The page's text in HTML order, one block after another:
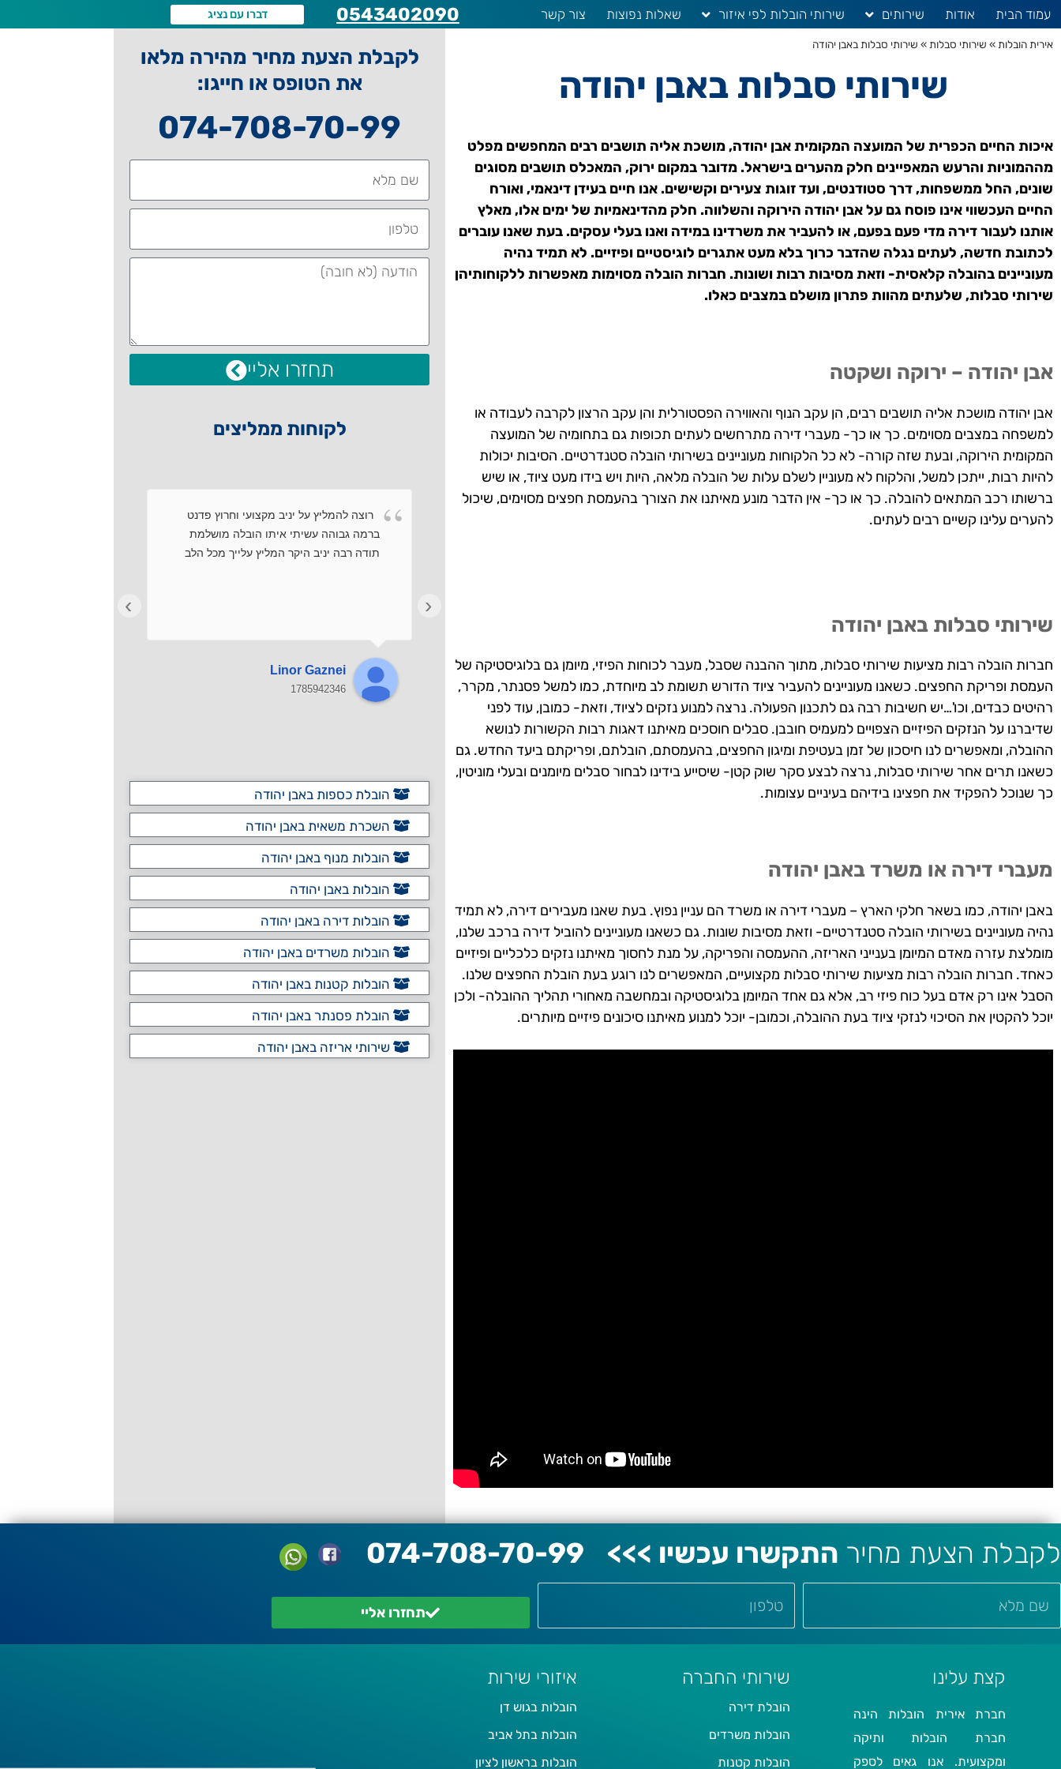
עמוד הבית אודות שירותים שירותי הובלות לפי איזור שאלות נפוצות צור קשר 0543402090 דברו עם נציג
אירית הובלות » שירותי סבלות » שירותי סבלות באבן יהודה
שירותי סבלות באבן יהודה
איכות החיים הכפרית של המועצה המקומית אבן יהודה, מושכת אליה תושבים רבים המחפשים מפלט
מההמוניות והרעש המאפיינים חלק מהערים בישראל. מדובר במקום ירוק, המאכלס תושבים מסוגים
שונים, החל ממשפחות, דרך סטודנטים, ועד זוגות צעירים וקשישים. אנו חיים בעידן דינאמי, ואורח
החיים העכשווי אינו פוסח גם על אבן יהודה הירוקה והשלווה. חלק מהדינאמיות של ימים אלו, מאלץ
אותנו לעבור דירה מדי פעם בפעם, או להעביר את משרדינו במידה ואנו בעלי עסקים. בעת שאנו עוברים
לכתובת חדשה, לעתים נגלה שהדבר כרוך בלא מעט אתגרים לוגיסטיים ופיזיים. לא תמיד נהיה
מעוניינים בהובלה קלאסית- וזאת מסיבות רבות ושונות. חברות הובלה מסוימות מאפשרות ללקוחותיהן
שירותי סבלות, שלעתים מהוות פתרון מושלם במצבים כאלו.
אבן יהודה – ירוקה ושקטה
אבן יהודה מושכת אליה תושבים רבים, הן עקב הנוף והאווירה הפסטורלית והן עקב הרצון לקרבה לעבודה או
למשפחה במצבים מסוימים. כך או כך- מעברי דירה מתרחשים לעתים תכופות גם בתחומיה של המועצה
המקומית הירוקה, ובעת שזה קורה- לא כל הלקוחות מעוניינים בשירותי הובלה סטנדרטיים. הסיבות יכולות
להיות רבות, ייתכן למשל, והלקוח לא מעוניין לשלם עלות של הובלה מלאה, היות ויש בידו מעט ציוד, או שיש
ברשותו רכב המתאים להובלה. כך או כך- אין הדבר מונע מאיתנו את הצורך בהעמסת חפצים מסוימים, שיכול
להערים עלינו קשיים רבים לעתים.
שירותי סבלות באבן יהודה
חברות הובלה רבות מציעות שירותי סבלות, מתוך ההבנה שסבל, מעבר לכוחות הפיזי, מיומן גם בלוגיסטיקה של
העמסת ופריקת החפצים. כשאנו מעוניינים להעביר ציוד הדורש תשומת לב מיוחדת, כמו למשל פסנתר, מקרר,
רהיטים כבדים, וכו'…יש חשיבות רבה גם לתכנון הפעולה. נרצה למנוע נזקים לציוד, וזאת- כמובן, עוד לפני
שדיברנו על הנזקים הפיזיים הצפויים למעמיס חובבן. סבלים חוסכים מאיתנו דאגות רבות הקשורות לנושא
ההובלה, ומאפשרים לנו חיסכון של זמן בעטיפת ומיגון החפצים, בהעמסתם, הובלתם, ופריקתם ביעד החדש. גם
כשאנו תרים אחר שירותי סבלות, נרצה לבצע סקר שוק קטן- שיסייע בידינו לבחור סבלים מיומנים ובעלי מוניטין,
כך שנוכל להפקיד את חפצינו בידיהם בעיניים עצומות.
מעברי דירה או משרד באבן יהודה
באבן יהודה, כמו בשאר חלקי הארץ – מעברי דירה או משרד הם עניין נפוץ. בעת שאנו מעבירים דירה, לא תמיד
נהיה מעוניינים בשירותי הובלה סטנדרטיים- וזאת מסיבות שונות. גם כשאנו מעוניינים להוביל דירה ברכב שלנו,
מומלצת עזרה מאדם המיומן בענייני האריזה, ההעמסה והפריקה, על מנת לחסוך מאיתנו נזקים כלכליים ופיזיים
כאחד. חברות הובלה רבות מציעות שירותי סבלות מקצועיים, המאפשרים לנו רוגע בעת הובלת החפצים שלנו.
הסבל אינו רק אדם בעל כוח פיזי רב, אלא גם אחד המיומן בלוגיסטיקה ובמחשבה מאחורי תהליך ההובלה- ולכן
יוכל להקטין את הסיכוי לנזקי ציוד בעת ההובלה, וכמובן- יוכל למנוע מאיתנו סיכונים פיזיים מיותרים.
לקבלת הצעת מחיר מהירה מלאו
את הטופס או חייגו:
074-708-70-99
תחזרו אליי
לקוחות ממליצים
רוצה להמליץ על יניב מקצועי וחרוץ פדנט
ברמה גבוהה עשיתי איתו הובלה מושלמת
תודה רבה יניב היקר המליץ עלייך מכל הלב
Linor Gaznei
1785942346
‹
›
הובלת כספות באבן יהודה
השכרת משאית באבן יהודה
הובלות מנוף באבן יהודה
הובלות באבן יהודה
הובלות דירה באבן יהודה
הובלות משרדים באבן יהודה
הובלות קטנות באבן יהודה
הובלת פסנתר באבן יהודה
שירותי אריזה באבן יהודה
לקבלת הצעת מחיר התקשרו עכשיו >>> 074-708-70-99
תחזרו אליי
קצת עלינו
חברת אירית הובלות הינה
חברת הובלות ותיקה
ומקצועית. אנו גאים לספק
שירותי החברה
הובלת דירה
הובלות משרדים
הובלות קטנות
איזורי שירות
הובלות בגוש דן
הובלות בתל אביב
הובלות בראשון לציון